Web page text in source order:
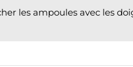
les ampoules avec les